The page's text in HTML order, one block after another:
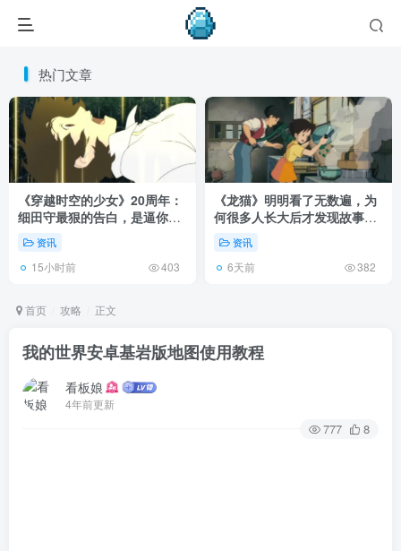
热门文章
《穿越时空的少女》20周年：
细田守最狠的告白，是逼你承
认有些夏天回不去了！
资讯
15小时前 403
《龙猫》明明看了无数遍，为
何很多人长大后才发现故事根
本不在 1988 年！
资讯
6天前 382
首页 攻略 正文
我的世界安卓基岩版地图使用教程
看板娘
4年前更新
777 8